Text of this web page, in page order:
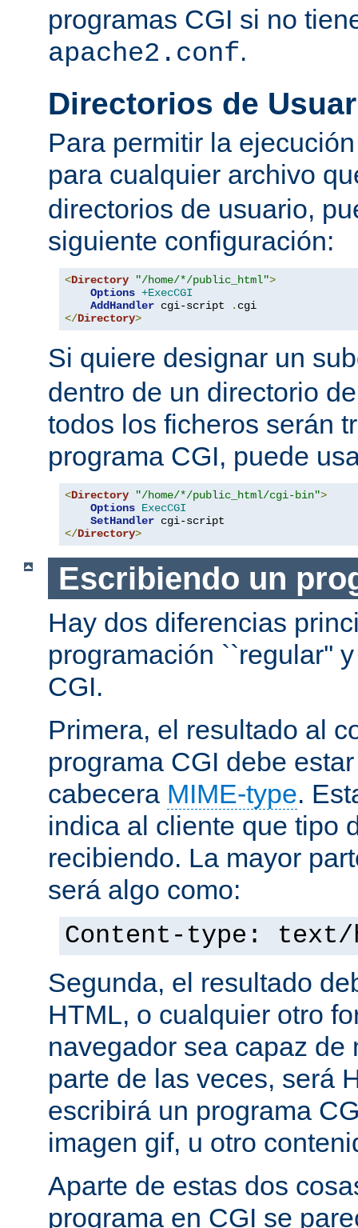
programas CGI si no
apache2.conf.
Directorios de
Para permitir la
para cualquier archivo
directorios de usuario,
siguiente configuración:
<Directory "/home/*/public_html">
Options +ExecCGI
AddHandler cgi-script .
</Directory>
Si quiere designar un
dentro de un directorio
todos los ficheros serán
programa CGI, puede
<Directory "/home/*/public_html/cgi-bin">
Options ExecCGI
SetHandler
</Directory>
Escribiendo un
Hay dos diferencias
programación ``regular''
CGI.
Primera, el resultado al
programa CGI debe
cabecera MIME-type.
indica al cliente que tipo
recibiendo. La mayor
será algo como:
Content-type: text/
Segunda, el resultado
HTML, o cualquier otro
navegador sea capaz de
parte de las veces, será
escribirá un programa
imagen gif, u otro
Aparte de estas dos
programa en CGI se